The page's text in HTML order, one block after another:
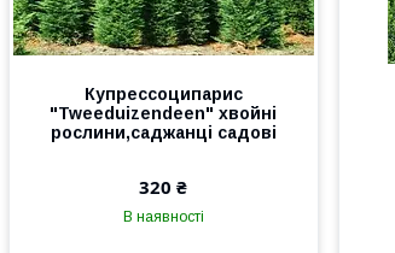
Купрессоципарис
"Tweeduizendeen" хвойні
рослини,саджанці садові
320 ₴
В наявності